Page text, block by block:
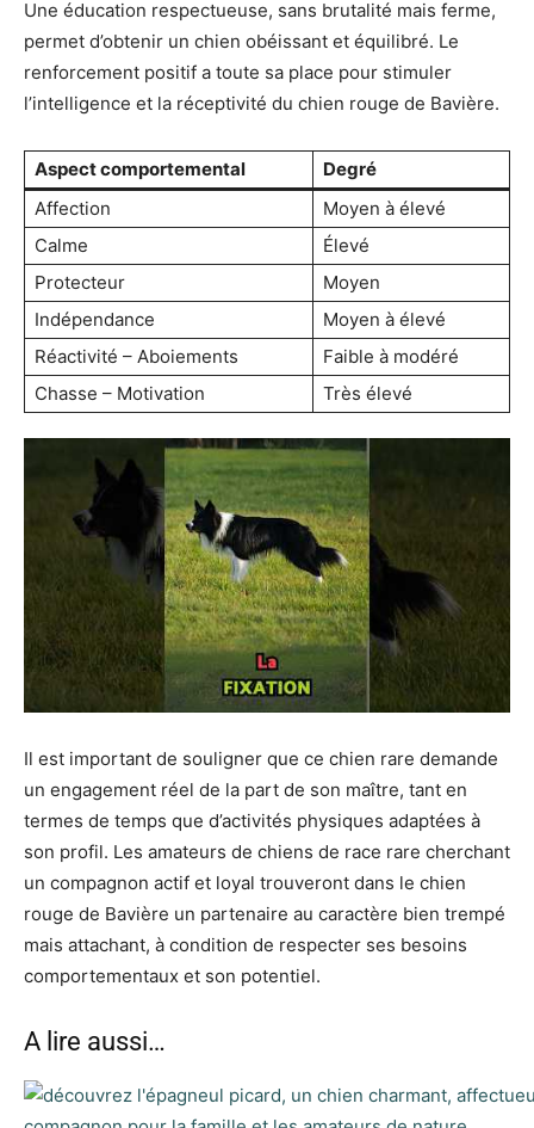
Une éducation respectueuse, sans brutalité mais ferme,
permet d’obtenir un chien obéissant et équilibré. Le
renforcement positif a toute sa place pour stimuler
l’intelligence et la réceptivité du chien rouge de Bavière.
Aspect comportemental
Degré
Affection
Moyen à élevé
Calme
Élevé
Protecteur
Moyen
Indépendance
Moyen à élevé
Réactivité – Aboiements
Faible à modéré
Chasse – Motivation
Très élevé
Il est important de souligner que ce chien rare demande
un engagement réel de la part de son maître, tant en
termes de temps que d’activités physiques adaptées à
son profil. Les amateurs de chiens de race rare cherchant
un compagnon actif et loyal trouveront dans le chien
rouge de Bavière un partenaire au caractère bien trempé
mais attachant, à condition de respecter ses besoins
comportementaux et son potentiel.
A lire aussi…